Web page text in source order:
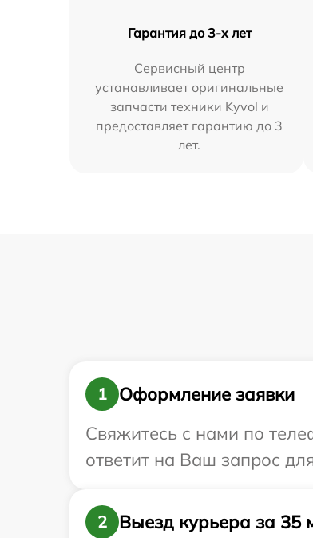
Гарантия до 3-х лет
Сервисный центр
устанавливает оригинальные
запчасти техники Kyvol и
предоставляет гарантию до 3
лет.
1
Оформление заявки
Свяжитесь с нами по
ответит на Ваш запрос
2
Выезд курьера за 35